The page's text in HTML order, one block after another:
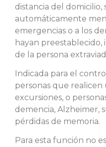
distancia del domicilio,
automáticamente
emergencias o a los
hayan preestablecido,
de la persona
Indicada para el
personas que realicen
excursiones, o
demencia, Alzheimer,
pérdidas de memoria.
Para esta función no